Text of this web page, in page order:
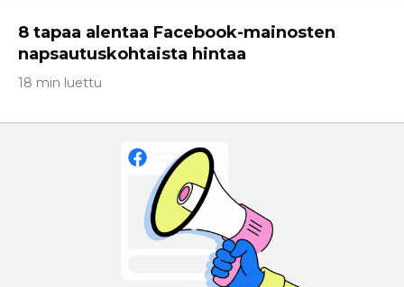
8 tapaa alentaa Facebook-mainosten
napsautuskohtaista hintaa
18 min luettu